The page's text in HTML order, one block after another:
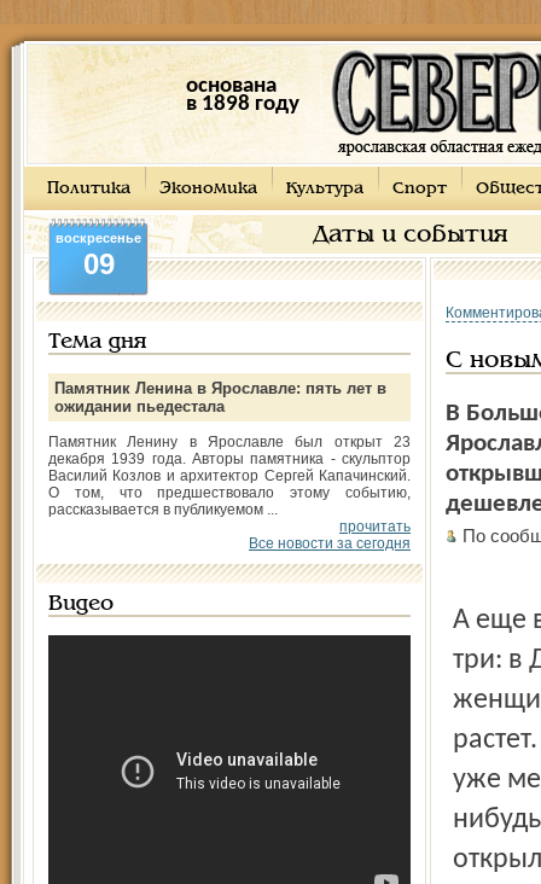
основана
в 1898 году
Политика Экономика Культура Спорт
Даты и события
воскресенье
09
Тема дня
Памятник Ленина в Ярославле: пять лет в
ожидании пьедестала
Памятник Ленину в Ярославле был открыт 23
декабря 1939 года. Авторы памятника - скульптор
Василий Козлов и архитектор Сергей Капачинский.
О том, что предшествовало этому событию,
рассказывается в публикуемом ...
прочитать
Все новости за сегодня
Видео
С
В
По
А еще
три: в
уже